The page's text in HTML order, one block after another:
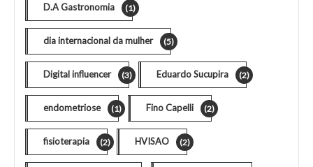
D.A Gastronomia (1)
dia internacional da mulher (5)
Digital influencer (3) Eduardo Sucupira (2)
endometriose (1) Fino Capelli (2)
fisioterapia (2) HVISAO (2)